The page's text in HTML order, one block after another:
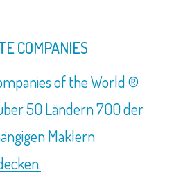
COMPANIES
of the World ®
50 Ländern 700 der
Maklern